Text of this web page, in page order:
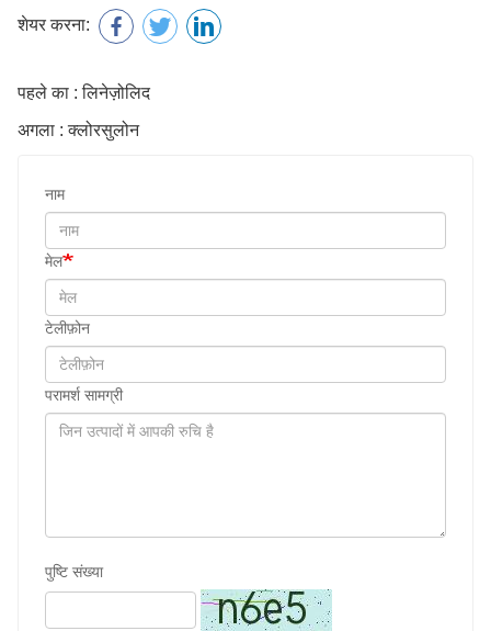
शेयर करना:
पहले का : लिनेज़ोलिद
अगला : क्लोरसुलोन
नाम
मेल
टेलीफ़ोन
परामर्श सामग्री
पुष्टि संख्या